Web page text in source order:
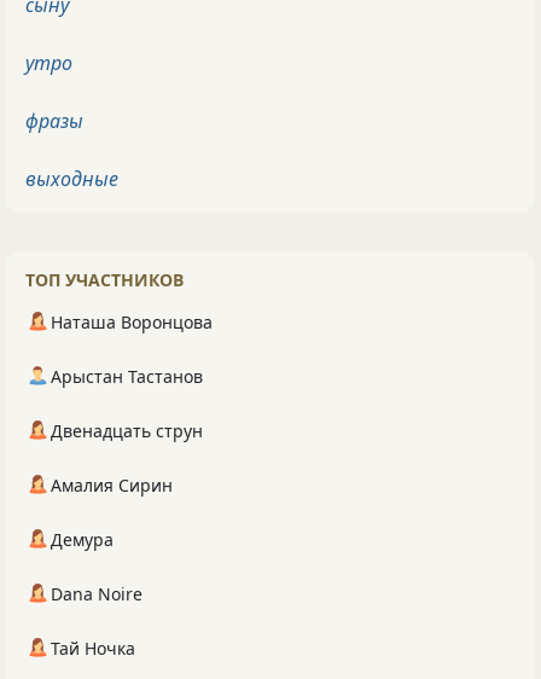
утро
фразы
выходные
ТОП УЧАСТНИКОВ
Наташа Воронцова
Арыстан Тастанов
Двенадцать струн
Амалия Сирин
Демура
Dana Noire
Тай Ночка